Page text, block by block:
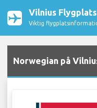
Vilnius Flygplats
Viktig
Norwegian på